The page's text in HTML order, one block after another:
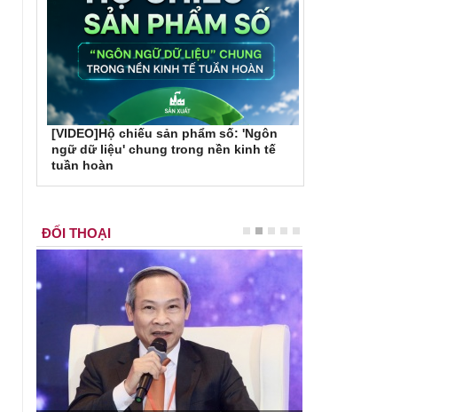
[VIDEO]Hộ chiếu sản phẩm số: 'Ngôn
ngữ dữ liệu' chung trong nền kinh tế
tuần hoàn
ĐỐI THOẠI